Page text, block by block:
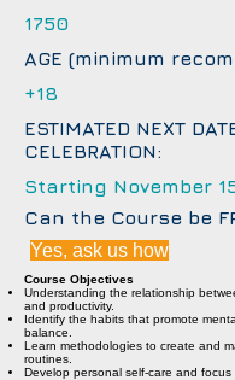
1750
AGE (minimum
+18
ESTIMATED NEXT
CELEBRATION:
Starting November
Can the Course be
Yes, ask us how
Course Objectives
Understanding the relationship
and productivity.
Identify the habits that promote
balance.
Learn methodologies to create and
routines.
Develop personal self-care and focus